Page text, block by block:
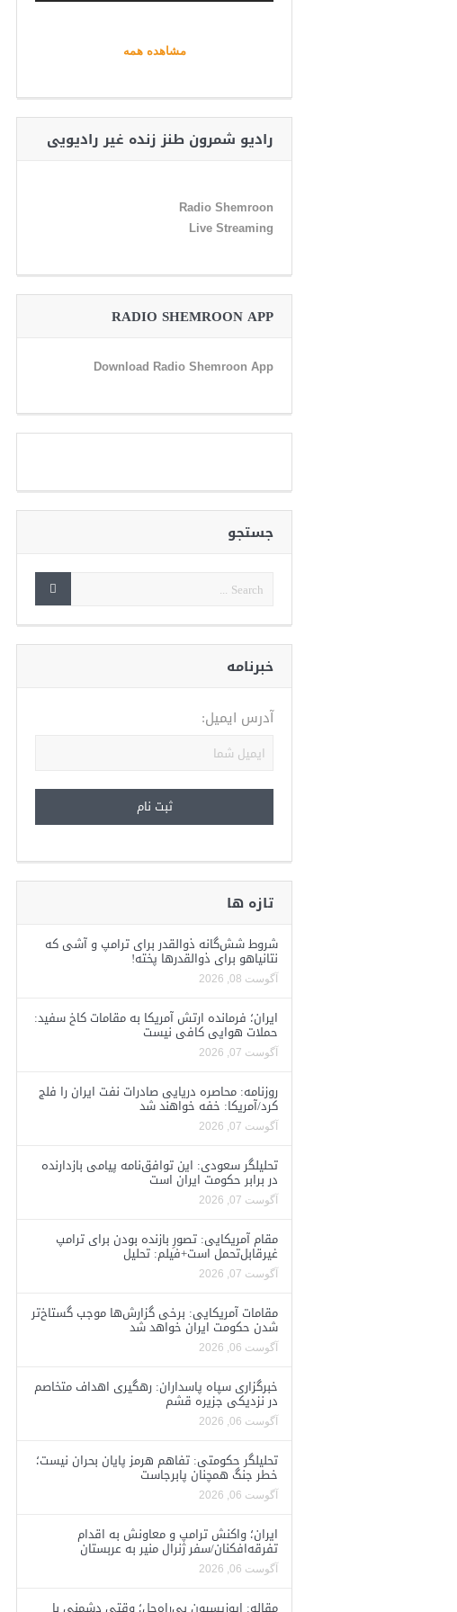
مشاهده همه
رادیو شمرون طنز زنده غیر رادیویی
Radio Shemroon
Live Streaming
RADIO SHEMROON APP
Download Radio Shemroon App
جستجو
خبرنامه
آدرس ایمیل:
تازه ها
شروط شش‌گانه ذوالقدر برای ترامپ و آشی که
نتانیاهو برای ذوالقدرها پخته!
آگوست 08, 2026
ایران؛ فرمانده ارتش آمریکا به مقامات کاخ سفید:
حملات هوایی کافی نیست
آگوست 07, 2026
روزنامه: محاصره دریایی صادرات نفت ایران را فلج
کرد/آمریکا: خفه خواهند شد
آگوست 07, 2026
تحلیلگر سعودی: این توافق‌نامه پیامی بازدارنده
در برابر حکومت ایران است
آگوست 07, 2026
مقام آمریکایی: تصورِ بازنده بودن برای ترامپ
غیرقابل‌تحمل است+فیلم: تحلیل
آگوست 07, 2026
مقامات آمریکایی: برخی گزارش‌ها موجب گستاخ‌تر
شدن حکومت ایران خواهد شد
آگوست 06, 2026
خبرگزاری سپاه پاسداران: رهگیری اهداف متخاصم
در نزدیکی جزیره قشم
آگوست 06, 2026
تحلیلگر حکومتی: تفاهم هرمز پایان بحران نیست؛
خطر جنگ همچنان پابرجاست
آگوست 06, 2026
ایران؛ واکنش ترامپ و معاونش به اقدام
تفرقه‌افکنان/سفر ژنرال منیر به عربستان
آگوست 06, 2026